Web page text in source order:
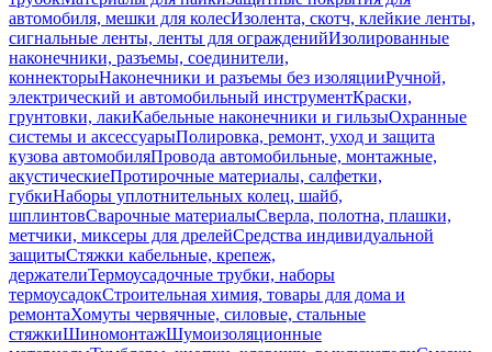
автомобиля, мешки для колесИзолента, скотч, клейкие ленты,
сигнальные ленты, ленты для огражденийИзолированные
наконечники, разъемы, соединители,
коннекторыНаконечники и разъемы без изоляцииРучной,
электрический и автомобильный инструментКраски,
грунтовки, лакиКабельные наконечники и гильзыОхранные
системы и аксессуарыПолировка, ремонт, уход и защита
кузова автомобиляПровода автомобильные, монтажные,
акустическиеПротирочные материалы, салфетки,
губкиНаборы уплотнительных колец, шайб,
шплинтовСварочные материалыСверла, полотна, плашки,
метчики, миксеры для дрелейСредства индивидуальной
защитыСтяжки кабельные, крепеж,
держателиТермоусадочные трубки, наборы
термоусадокСтроительная химия, товары для дома и
ремонтаХомуты червячные, силовые, стальные
стяжкиШиномонтажШумоизоляционные